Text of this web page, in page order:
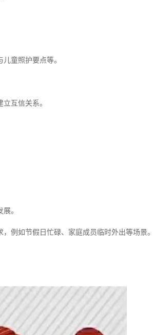
童照护要点等。
互信关系。
。
例如节假日忙碌、家庭成员临时外出等场景。